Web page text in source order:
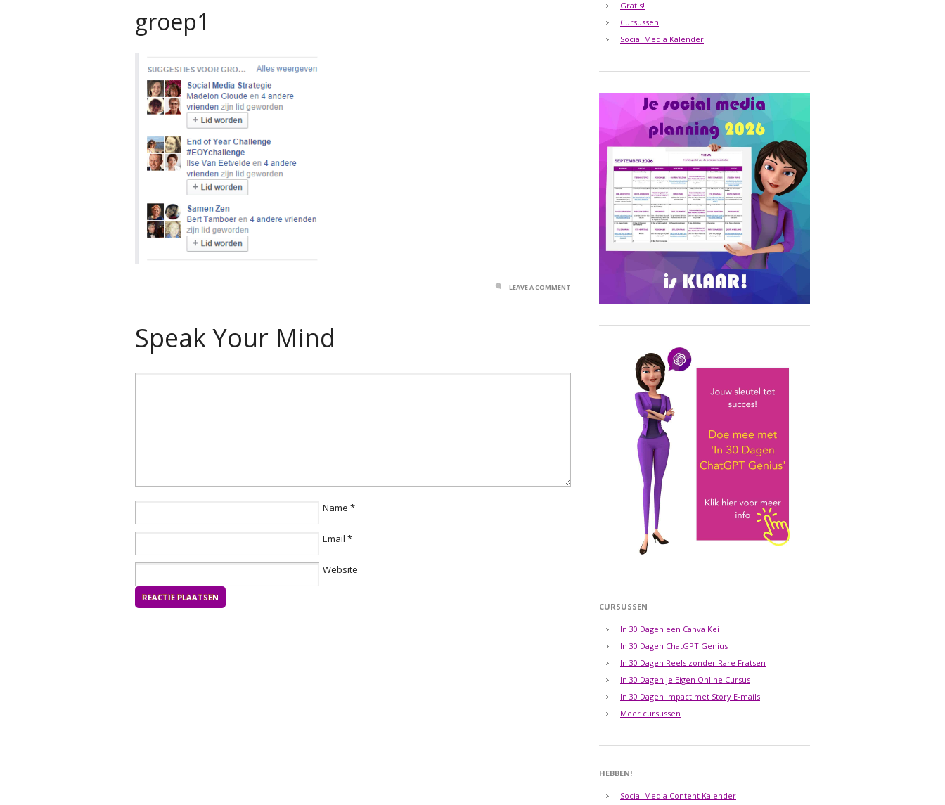
groep1
LEAVE A COMMENT
Speak Your Mind
Name *
Email *
Website
Gratis!
Cursussen
Social Media Kalender
CURSUSSEN
In 30 Dagen een Canva Kei
In 30 Dagen ChatGPT Genius
In 30 Dagen Reels zonder Rare Fratsen
In 30 Dagen je Eigen Online Cursus
In 30 Dagen Impact met Story E-mails
Meer cursussen
HEBBEN!
Social Media Content Kalender